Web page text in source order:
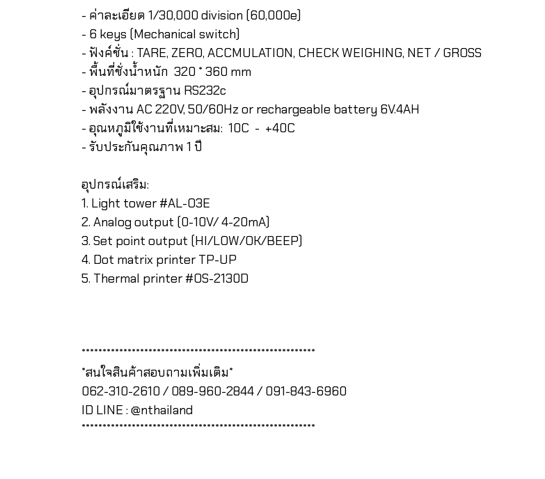
- ค่าละเอียด 1/30,000 division (60,000e)
- 6 keys (Mechanical switch)
- ฟังค์ชั่น : TARE, ZERO, ACCMULATION, CHECK WEIGHING, NET / GROSS
- พื้นที่ชั่งน้ำหนัก 320 * 360 mm
- อุปกรณ์มาตรฐาน RS232c
- พลังงาน AC 220V, 50/60Hz or rechargeable battery 6V.4AH
- อุณหภูมิใช้งานที่เหมาะสม: 10C - +40C
- รับประกันคุณภาพ 1 ปี
อุปกรณ์เสริม:
1. Light tower #AL-O3E
2. Analog output (0-10V/ 4-20mA)
3. Set point output (HI/LOW/OK/BEEP)
4. Dot matrix printer TP-UP
5. Thermal printer #OS-2130D
********************************************************
*สนใจสินค้าสอบถามเพิ่มเติม*
062-310-2610 / 089-960-2844 / 091-843-6960
ID LINE : @nthailand
********************************************************